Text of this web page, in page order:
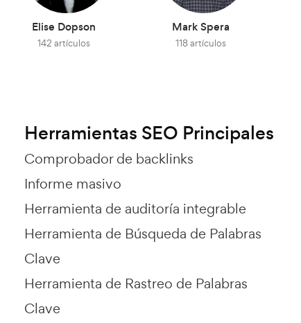
Elise Dopson
142 artículos
Mark Spera
118 artículos
Herramientas SEO Principales
Comprobador de backlinks
Informe masivo
Herramienta de auditoría integrable
Herramienta de Búsqueda de Palabras
Clave
Herramienta de Rastreo de Palabras
Clave